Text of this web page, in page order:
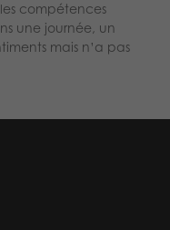
compétences
une journée, un
mais n’a pas